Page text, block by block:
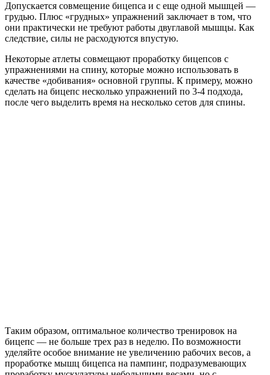
Допускается совмещение бицепса и с еще одной мышцей —
грудью. Плюс «грудных» упражнений заключает в том, что
они практически не требуют работы двуглавой мышцы. Как
следствие, силы не расходуются впустую.
Некоторые атлеты совмещают проработку бицепсов с
упражнениями на спину, которые можно использовать в
качестве «добивания» основной группы. К примеру, можно
сделать на бицепс несколько упражнений по 3-4 подхода,
после чего выделить время на несколько сетов для спины.
Таким образом, оптимальное количество тренировок на
бицепс — не больше трех раз в неделю. По возможности
уделяйте особое внимание не увеличению рабочих весов, а
проработке мышц бицепса на пампинг, подразумевающих